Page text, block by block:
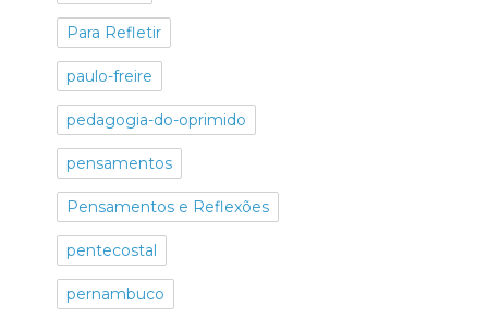
Para Refletir
paulo-freire
pedagogia-do-oprimido
pensamentos
Pensamentos e Reflexões
pentecostal
pernambuco